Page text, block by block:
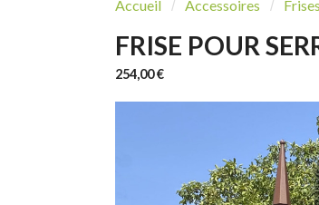
Accueil Accessoires Frises
FRISE POUR
254,00 €